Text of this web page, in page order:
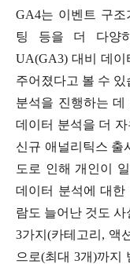
GA4는 이벤트 구조
팅 등을 더 다양
UA(GA3) 대비 데이
주어졌다고 볼 수
분석을 진행하는
데이터 분석을 더
신규 애널리틱스 출
도로 인해 개인이
데이터 분석에 대
람도 늘어난 것도
3가지(카테고리, 액
으로(최대 3개)까지